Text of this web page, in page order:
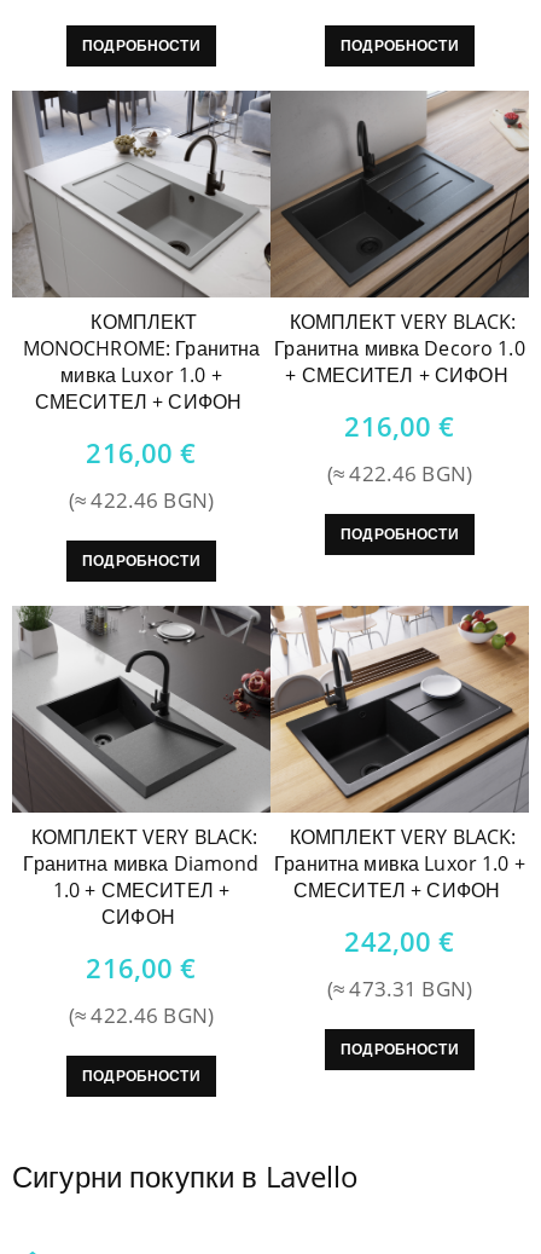
ПОДРОБНОСТИ ПОДРОБНОСТИ
КОМПЛЕКТ
MONOCHROME: Гранитна
мивка Luxor 1.0 +
СМЕСИТЕЛ + СИФОН
216,00€
(≈ 422.46 BGN)
ПОДРОБНОСТИ
КОМПЛЕКТ VERY BLACK:
Гранитна мивка Decoro 1.0
+ СМЕСИТЕЛ + СИФОН
216,00€
(≈ 422.46 BGN)
ПОДРОБНОСТИ
КОМПЛЕКТ VERY BLACK:
Гранитна мивка Diamond
1.0 + СМЕСИТЕЛ +
СИФОН
216,00€
(≈ 422.46 BGN)
ПОДРОБНОСТИ
КОМПЛЕКТ VERY BLACK:
Гранитна мивка Luxor 1.0 +
СМЕСИТЕЛ + СИФОН
242,00€
(≈ 473.31 BGN)
ПОДРОБНОСТИ
Сигурни покупки в Lavello